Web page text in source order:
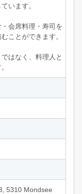
います。
会席料理・寿司を
ことができます。
はなく、料理人と
5310 Mondsee